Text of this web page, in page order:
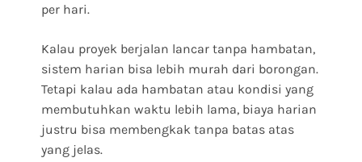
per hari.
Kalau proyek berjalan lancar tanpa hambatan,
sistem harian bisa lebih murah dari borongan.
Tetapi kalau ada hambatan atau kondisi yang
membutuhkan waktu lebih lama, biaya harian
justru bisa membengkak tanpa batas atas
yang jelas.